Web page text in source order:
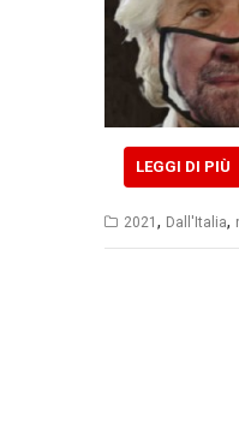
LEGGI DI PIÙ
2021 , Dall'Italia,